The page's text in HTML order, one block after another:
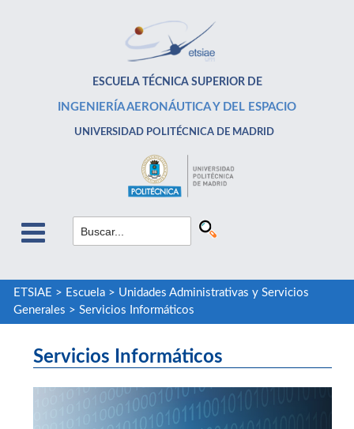
ESCUELA TÉCNICA SUPERIOR DE
INGENIERÍA AERONÁUTICA Y DEL ESPACIO
UNIVERSIDAD POLITÉCNICA DE MADRID
ETSIAE > Escuela> Unidades Administrativas y Servicios
Generales > Servicios Informáticos
Servicios Informáticos